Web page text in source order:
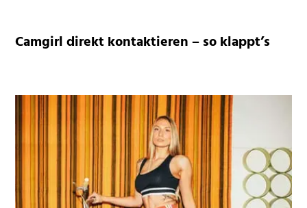
Camgirl direkt kontaktieren – so klappt’s